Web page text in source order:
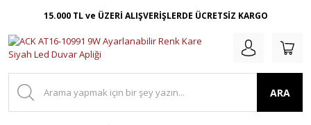
15.000 TL ve ÜZERİ ALIŞVERİŞLERDE ÜCRETSİZ KARGO
ARA